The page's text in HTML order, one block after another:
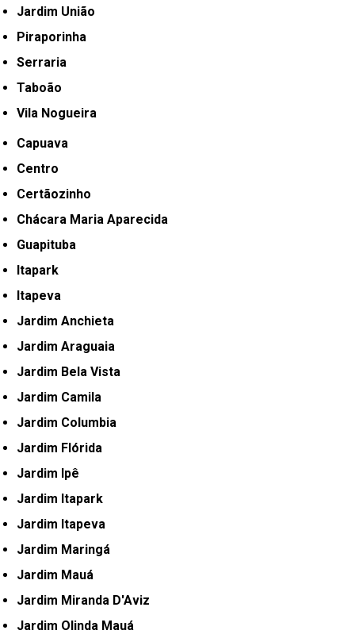
Jardim União
Piraporinha
Serraria
Taboão
Vila Nogueira
Capuava
Centro
Certãozinho
Chácara Maria Aparecida
Guapituba
Itapark
Itapeva
Jardim Anchieta
Jardim Araguaia
Jardim Bela Vista
Jardim Camila
Jardim Columbia
Jardim Flórida
Jardim Ipê
Jardim Itapark
Jardim Itapeva
Jardim Maringá
Jardim Mauá
Jardim Miranda D'Aviz
Jardim Olinda Mauá